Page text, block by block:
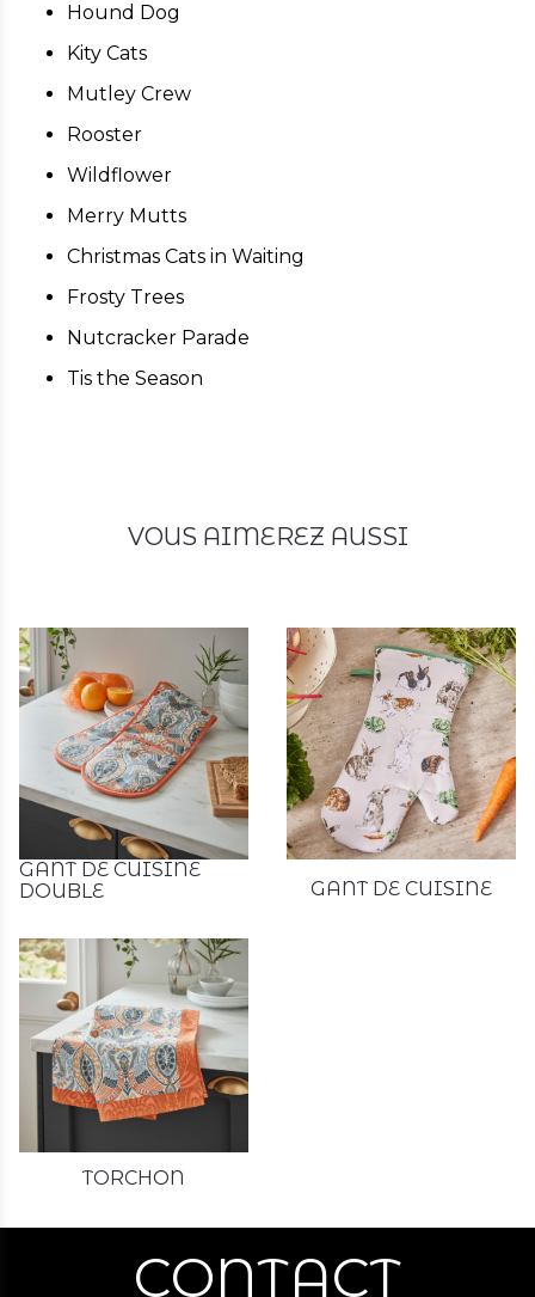
Hound Dog
Kity Cats
Mutley Crew
Rooster
Wildflower
Merry Mutts
Christmas Cats in Waiting
Frosty Trees
Nutcracker Parade
Tis the Season
VOUS AIMEREZ AUSSI
GANT DE CUISINE
DOUBLE
GANT DE CUISINE
TORCHON
CONTACT